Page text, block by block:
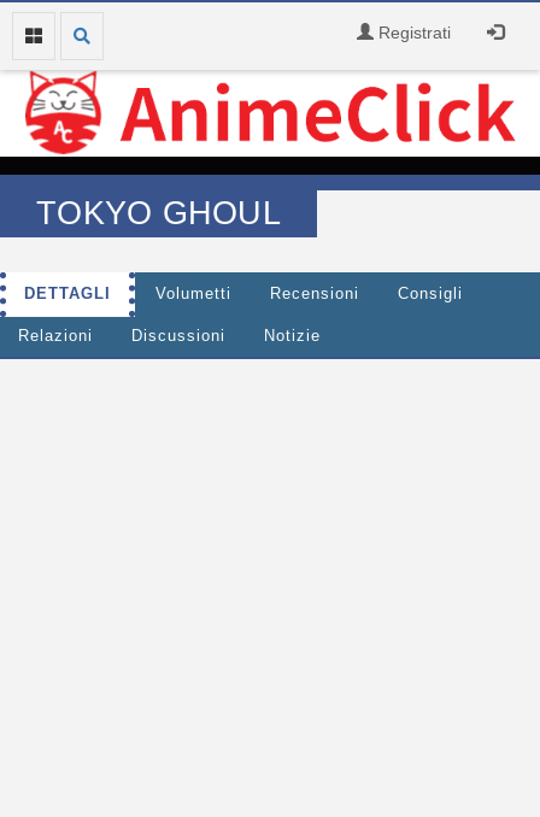
Registrati
TOKYO GHOUL
DETTAGLI Volumetti Recensioni Consigli
Relazioni Discussioni Notizie